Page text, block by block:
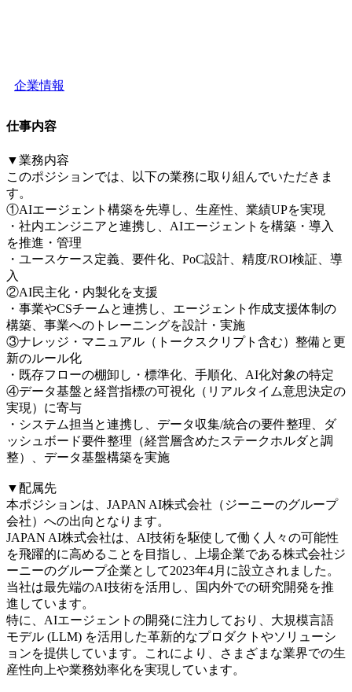
企業情報
仕事内容
▼業務内容
このポジションでは、以下の業務に取り組んでいただきま
す。
①AIエージェント構築を先導し、生産性、業績UPを実現
・社内エンジニアと連携し、AIエージェントを構築・導入
を推進・管理
・ユースケース定義、要件化、PoC設計、精度/ROI検証、導
入
②AI民主化・内製化を支援
・事業やCSチームと連携し、エージェント作成支援体制の
構築、事業へのトレーニングを設計・実施
③ナレッジ・マニュアル（トークスクリプト含む）整備と更
新のルール化
・既存フローの棚卸し・標準化、手順化、AI化対象の特定
④データ基盤と経営指標の可視化（リアルタイム意思決定の
実現）に寄与
・システム担当と連携し、データ収集/統合の要件整理、ダ
ッシュボード要件整理（経営層含めたステークホルダと調
整）、データ基盤構築を実施
▼配属先
本ポジションは、JAPAN AI株式会社（ジーニーのグループ
会社）への出向となります。
JAPAN AI株式会社は、AI技術を駆使して働く人々の可能性
を飛躍的に高めることを目指し、上場企業である株式会社ジ
ーニーのグループ企業として2023年4月に設立されました。
当社は最先端のAI技術を活用し、国内外での研究開発を推
進しています。
特に、AIエージェントの開発に注力しており、大規模言語
モデル (LLM) を活用した革新的なプロダクトやソリューシ
ョンを提供しています。これにより、さまざまな業界での生
産性向上や業務効率化を実現しています。